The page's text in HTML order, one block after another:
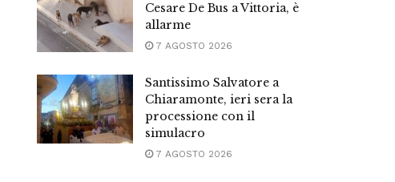
Cesare De Bus a Vittoria, è
allarme
7 AGOSTO 2026
Santissimo Salvatore a
Chiaramonte, ieri sera la
processione con il
simulacro
7 AGOSTO 2026